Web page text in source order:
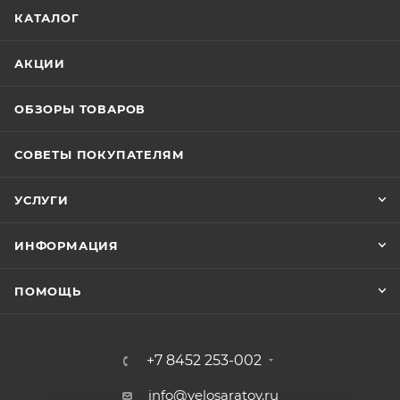
КАТАЛОГ
АКЦИИ
ОБЗОРЫ ТОВАРОВ
СОВЕТЫ ПОКУПАТЕЛЯМ
УСЛУГИ
ИНФОРМАЦИЯ
ПОМОЩЬ
+7 8452 253-002
info@velosaratov.ru